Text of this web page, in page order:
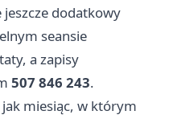
dodatkowy
seansie
a zapisy
507 846 243.
miesiąc, w którym